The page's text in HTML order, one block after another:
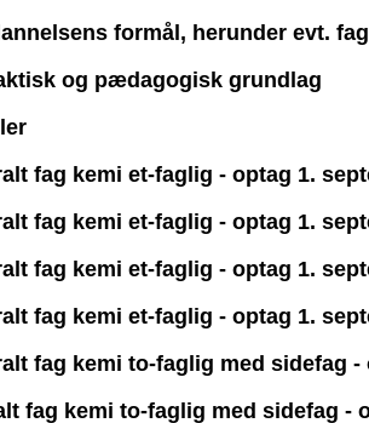
formål, herunder evt.
og pædagogisk grundlag
fag kemi et-faglig - optag 1.
fag kemi et-faglig - optag 1.
fag kemi et-faglig - optag 1.
fag kemi et-faglig - optag 1.
fag kemi to-faglig med sidefag -
fag kemi to-faglig med sidefag -